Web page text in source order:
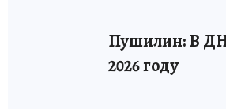
Пушилин: В
2026 году